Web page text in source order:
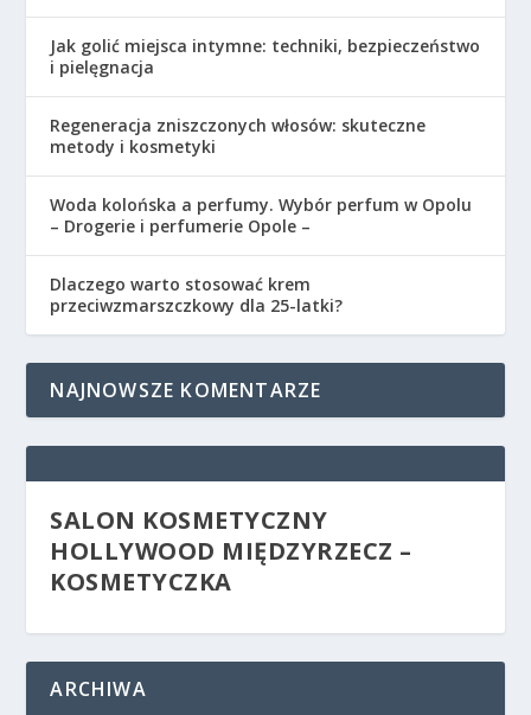
Jak golić miejsca intymne: techniki, bezpieczeństwo
i pielęgnacja
Regeneracja zniszczonych włosów: skuteczne
metody i kosmetyki
Woda kolońska a perfumy. Wybór perfum w Opolu
– Drogerie i perfumerie Opole –
Dlaczego warto stosować krem
przeciwzmarszczkowy dla 25-latki?
NAJNOWSZE KOMENTARZE
SALON KOSMETYCZNY
HOLLYWOOD MIĘDZYRZECZ –
KOSMETYCZKA
ARCHIWA